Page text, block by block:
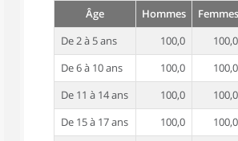
Âge Hommes Femmes
De 2 à 5 ans
100,0 100,0
De 6 à 10 ans
100,0 100,0
De 11 à 14 ans
100,0 100,0
De 15 à 17 ans
100,0 100,0